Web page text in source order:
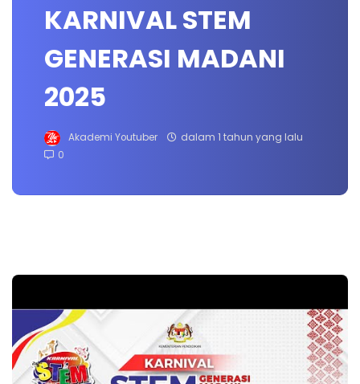
KARNIVAL STEM
GENERASI MADANI
2025
Akademi Youtuber
dalam 1 tahun yang lalu
0